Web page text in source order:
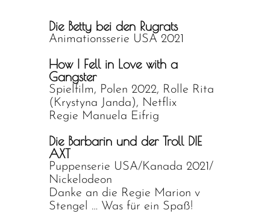
Die Betty bei den Rugrats
Animationsserie USA 2021
How I Fell in Love with a
Gangster
Spielfilm, Polen 2022, Rolle Rita
(Krystyna Janda), Netflix
Regie Manuela Eifrig
Die Barbarin und der Troll DIE
AXT
Puppenserie USA/Kanada 2021/
Nickelodeon
Danke an die Regie Marion v
Stengel … Was für ein Spaß!